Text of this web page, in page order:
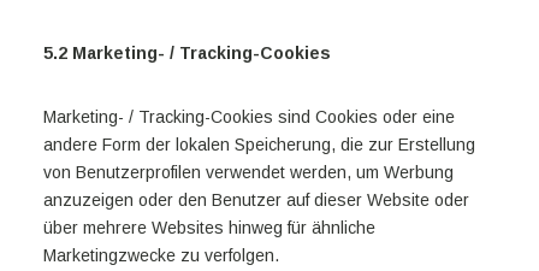
5.2 Marketing- / Tracking-Cookies
Marketing- / Tracking-Cookies sind Cookies oder eine
andere Form der lokalen Speicherung, die zur Erstellung
von Benutzerprofilen verwendet werden, um Werbung
anzuzeigen oder den Benutzer auf dieser Website oder
über mehrere Websites hinweg für ähnliche
Marketingzwecke zu verfolgen.